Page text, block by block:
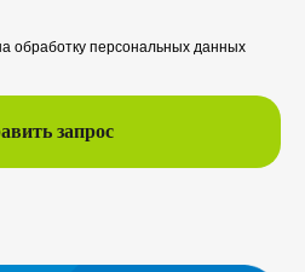
обработку персональных данных
запрос